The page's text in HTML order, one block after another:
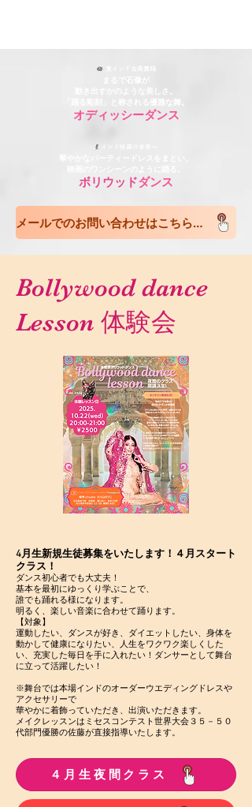
🪷
動き出すかのような美しさ。
「踊る彫刻」と称される優雅な舞。
オディッシーダンス
💃
ボリウッドダンス
メールでのお問い合わせはこちら sampatti.comp@gmail.com
Bollywood dance
Lesson 体験会
4月生新規生徒募集をいたします！４月スタート
クラス！
ダンス初心者でも大丈夫！
基本を最初にゆっくり学ぶことで、
誰でも踊れる様になります。
明るく、楽しい音楽に合わせて踊ります。
【対象】
​運動したい、ダンスが好き、ダイエットしたい、身体を
動かして健康になりたい、人生をワクワク楽しくした
い、充実した毎日を手に入れたい！ダンサーとして舞台
に立って活躍したい！
※舞台では本場インドのオーダーウエディングドレスや
アクセサリーで
華やかに着飾っていただき、出演いただきます。
メイクレッスンはミセスコンテスト世界大会３５－５０
代部門優勝の佐藤が直接指導いたします。
４月生夜間クラス